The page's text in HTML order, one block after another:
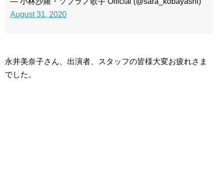
August 31, 2020
永井美奈子さん、出演者、スタッフの皆様大変お疲れさま
でした。